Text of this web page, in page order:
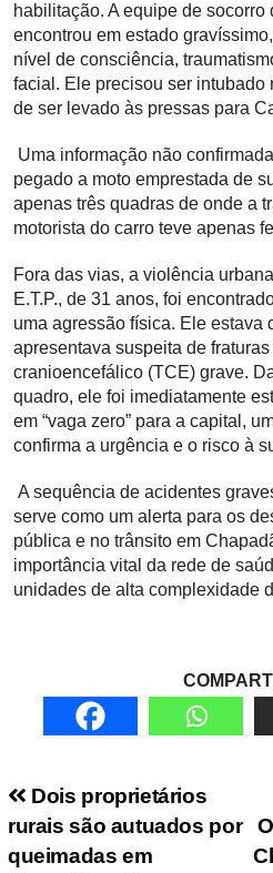
habilitação. A equipe de
encontrou em estado
nível de consciência,
facial. Ele precisou ser intubado
de ser levado às pressas para
Uma informação não
pegado a moto emprestada de
apenas três quadras de onde a
motorista do carro teve apenas
Fora das vias, a violência
E.T.P., de 31 anos, foi
uma agressão física. Ele estava
apresentava suspeita de
cranioencefálico (TCE) grave.
quadro, ele foi imediatamente
em “vaga zero” para a capital,
confirma a urgência e o risco à
A sequência de acidentes
serve como um alerta para os
pública e no trânsito em
importância vital da rede de
unidades de alta complexidade
Navegação de
Dois proprietários
rurais são autuados por
queimadas em